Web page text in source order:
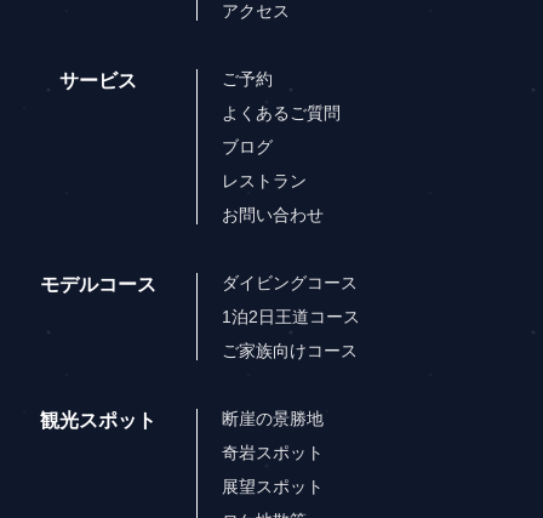
アクセス
サービス
ご予約
よくあるご質問
ブログ
レストラン
お問い合わせ
モデルコース
ダイビングコース
1泊2日王道コース
ご家族向けコース
観光スポット
断崖の景勝地
奇岩スポット
展望スポット